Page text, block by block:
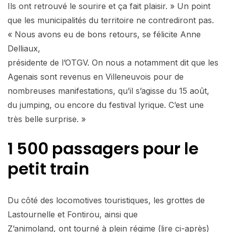
Ils ont retrouvé le sourire et ça fait plaisir. » Un point
que les municipalités du territoire ne contrediront pas.
« Nous avons eu de bons retours, se félicite Anne
Delliaux,
présidente de l’OTGV. On nous a notamment dit que les
Agenais sont revenus en Villeneuvois pour de
nombreuses manifestations, qu’il s’agisse du 15 août,
du jumping, ou encore du festival lyrique. C’est une
très belle surprise. »
1 500 passagers pour le
petit train
Du côté des locomotives touristiques, les grottes de
Lastournelle et Fontirou, ainsi que
Z’animoland, ont tourné à plein régime (lire ci-après)